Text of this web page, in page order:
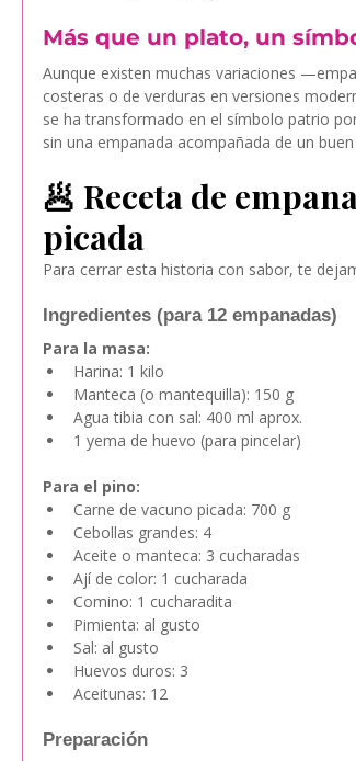
Más que un plato, un
Aunque existen muchas variaciones
costeras o de verduras en versiones
se ha transformado en el símbolo patrio
sin una empanada acompañada de un
🥟 Receta de
picada
Para cerrar esta historia con sabor, te
Ingredientes (para 12 empanadas)
Para la masa:
Harina: 1 kilo
Manteca (o mantequilla): 150 g
Agua tibia con sal: 400 ml aprox.
1 yema de huevo (para pincelar)
Para el pino:
Carne de vacuno picada: 700 g
Cebollas grandes: 4
Aceite o manteca: 3 cucharadas
Ají de color: 1 cucharada
Comino: 1 cucharadita
Pimienta: al gusto
Sal: al gusto
Huevos duros: 3
Aceitunas: 12
Preparación